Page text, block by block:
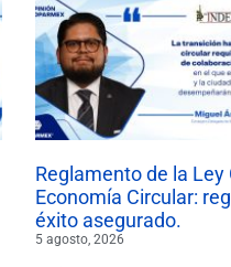
Reglamento de la Ley
Economía Circular:
éxito asegurado.
5 agosto, 2026